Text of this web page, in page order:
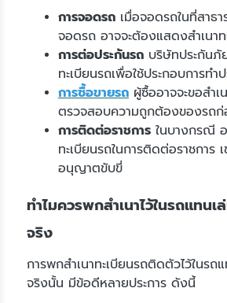
การจอดรถ เมื่อจอดรถในที่สาธ
จอดรถ อาจจะต้องแสดงสำเนาท
การต่อประกันรถ บริษัทประกันภั
ทะเบียนรถเพื่อใช้ประกอบการทำ
การซื้อขายรถ ผู้ซื้ออาจจะขอสำเ
ตรวจสอบความถูกต้องของรถ
การติดต่อราชการ ในบางกรณี อ
ทะเบียนรถในการติดต่อราชการ
อนุญาตขับขี่
ทำไมควรพกสำเนาไว้ในรถแทนเ
จริง
การพกสำเนาทะเบียนรถติดตัวไว้ในรถ
จริงนั้น มีข้อดีหลายประการ ดังนี้